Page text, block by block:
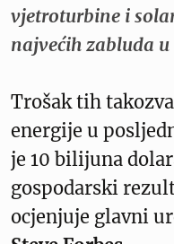
vjetroturbine i
najvećih zabluda
Trošak tih
energije u
je 10 bilijuna
gospodarski
ocjenjuje glavni